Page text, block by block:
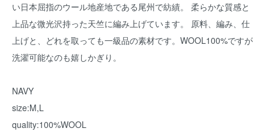
い日本屈指のウール地産地である尾州で紡績。 柔らかな質感と
上品な微光沢持った天竺に編み上げています。 原料、編み、仕
上げと、どれを取っても一級品の素材です。WOOL100%ですが
洗濯可能なのも嬉しかぎり。
NAVY
size:M,L
quality:100%WOOL